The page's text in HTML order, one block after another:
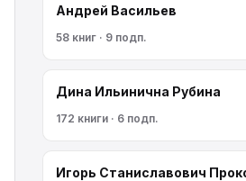
Андрей Васильев
58 книг · 9 подп.
Дина Ильинична Рубина
172 книги · 6 подп.
Игорь Станиславович